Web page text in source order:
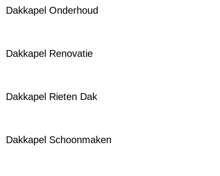
Dakkapel Onderhoud
Dakkapel Renovatie
Dakkapel Rieten Dak
Dakkapel Schoonmaken